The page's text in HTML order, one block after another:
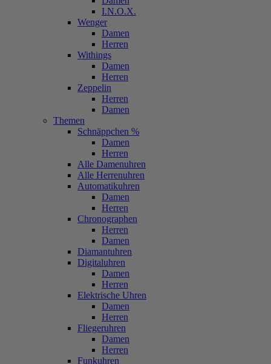
I.N.O.X.
Wenger
Damen
Herren
Withings
Damen
Herren
Zeppelin
Herren
Damen
Themen
Schnäppchen %
Damen
Herren
Alle Damenuhren
Alle Herrenuhren
Automatikuhren
Damen
Herren
Chronographen
Herren
Damen
Diamantuhren
Digitaluhren
Damen
Herren
Elektrische Uhren
Damen
Herren
Fliegeruhren
Damen
Herren
Funkuhren